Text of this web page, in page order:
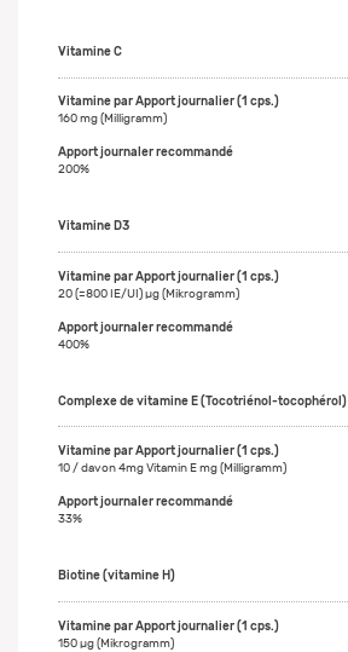
Vitamine C
160 mg (Milligramm)
200%
Vitamine D3
20 (=800 IE/UI) µg (Mikrogramm)
400%
Complexe de vitamine E (Tocotriénol-tocophérol)
10 / davon 4mg Vitamin E mg (Milligramm)
33%
Biotine (vitamine H)
150 µg (Mikrogramm)